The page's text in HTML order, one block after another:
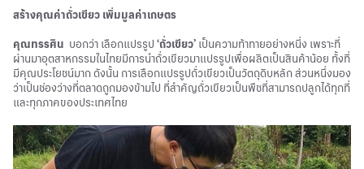
สร้างคุณค่าถั่วเขียว เพิ่มมูลค่าเกษตร
คุณทรรศิน บอกว่า เลือกแปรรูป ‘ถั่วเขียว’ เป็นความท้าทายอย่างหนึ่ง เพราะที่
ผ่านมาอุตสาหกรรมในไทยมีการนำถั่วเขียวมาแปรรูปเพื่อผลิตเป็นสินค้าน้อย ทั้งที่
มีคุณประโยชน์มาก ดังนั้น การเลือกแปรรูปถั่วเขียวเป็นวัตถุดิบหลัก ส่วนหนึ่งมอง
ว่าเป็นช่องว่างที่ตลาดถูกมองข้ามไป ที่สำคัญถั่วเขียวเป็นพืชที่สามารถปลูกได้ทุกที่
และทุกภาคของประเทศไทย